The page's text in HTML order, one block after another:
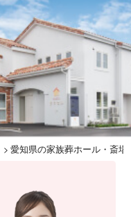
愛知県の家族葬ホール・斎場